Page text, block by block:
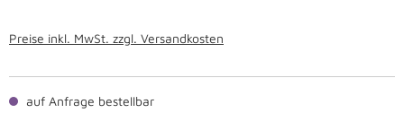
Preise inkl. MwSt. zzgl. Versandkosten
auf Anfrage bestellbar